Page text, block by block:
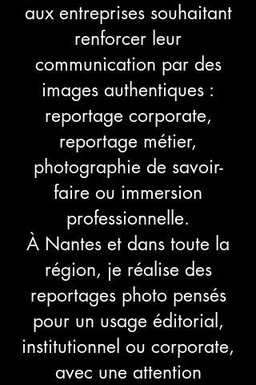
aux entreprises souhaitant
renforcer leur
communication par des
images authentiques :
reportage corporate,
reportage métier,
photographie de savoir-
faire ou immersion
professionnelle.
À Nantes et dans toute la
région, je réalise des
reportages photo pensés
pour un usage éditorial,
institutionnel ou corporate,
avec une attention